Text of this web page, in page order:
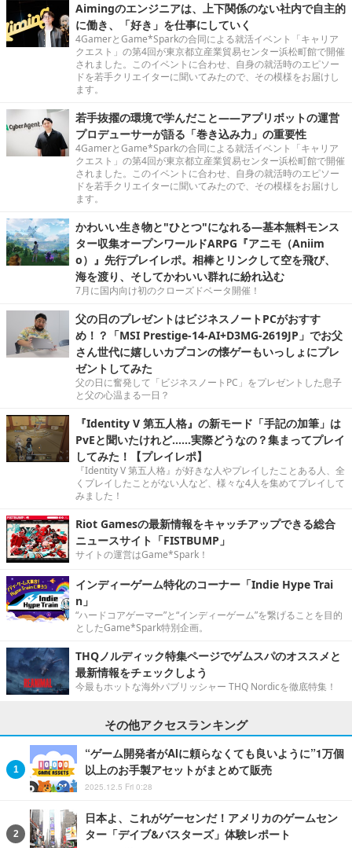
Aimingのエンジニアは、上下関係のない社内で自主的
に働き、「好き」を仕事にしていく
4GamerとGame*Sparkの合同による就活イベント「キャリア
クエスト」の第4回が東京都立産業貿易センター浜松町館で開催
されました。このイベントに合わせ、自身の就活時のエピソー
ドを若手クリエイターに聞いてみたので、その模様をお届けし
ます。
若手抜擢の環境で学んだこと――アプリボットの運営
プロデューサーが語る「巻き込み力」の重要性
4GamerとGame*Sparkの合同による就活イベント「キャリア
クエスト」の第4回が東京都立産業貿易センター浜松町館で開催
されました。このイベントに合わせ、自身の就活時のエピソー
ドを若手クリエイターに聞いてみたので、その模様をお届けし
ます。
かわいい生き物と"ひとつ"になれる―基本無料モンス
ター収集オープンワールドARPG『アニモ（Aniim
o）』先行プレイレポ。相棒とリンクして空を飛び、
海を渡り、そしてかわいい群れに紛れ込む
7月に国内向け初のクローズドベータ開催！
父の日のプレゼントはビジネスノートPCがおすす
め！？「MSI Prestige-14-AI+D3MG-2619JP」でお父
さん世代に嬉しいカプコンの懐ゲーもいっしょにプレ
ゼントしてみた
父の日に奮発して「ビジネスノートPC」をプレゼントした息子
と父の心温まる一日？
『Identity V 第五人格』の新モード「手記の加筆」は
PvEと聞いたけれど……実際どうなの？集まってプレイ
してみた！【プレイレポ】
『Identity V 第五人格』が好きな人やプレイしたことある人、全
くプレイしたことがない人など、様々な4人を集めてプレイして
みました！
Riot Gamesの最新情報をキャッチアップできる総合
ニュースサイト「FISTBUMP」
サイトの運営はGame*Spark！
インディーゲーム特化のコーナー「Indie Hype Trai
n」
“ハードコアゲーマー”と“インディーゲーム”を繋げることを目的
としたGame*Spark特別企画。
THQノルディック特集ページでゲムスパのオススメと
最新情報をチェックしよう
今最もホットな海外パブリッシャー THQ Nordicを徹底特集！
その他アクセスランキング
“ゲーム開発者がAIに頼らなくても良いように”1万個
以上のお手製アセットがまとめて販売
2025.12.5 Fri 0:28
日本よ、これがゲーセンだ！アメリカのゲームセン
ター「デイブ&バスターズ」体験レポート